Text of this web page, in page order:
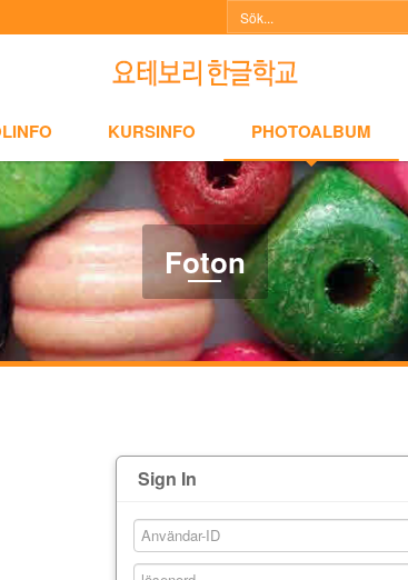
KURSINFO PHOTOALBUM
Foton
Sign In